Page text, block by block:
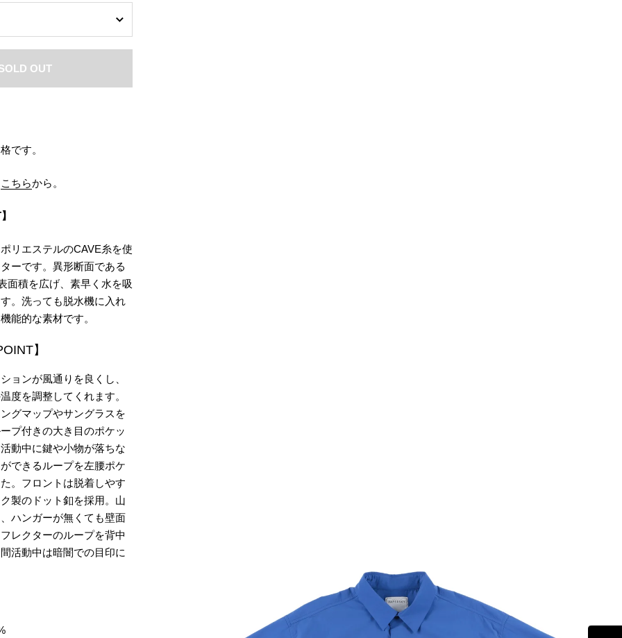
OUT
です。
こちらから。
リエステルのCAVE糸を使
ーです。異形断面である
面積を広げ、素早く水を吸
。洗っても脱水機に入れ
能的な素材です。
】
ョンが風通りを良くし、
度を調整してくれます。
グマップやサングラスを
プ付きの大き目のポケッ
動中に鍵や小物が落ちな
できるループを左腰ポケ
。フロントは脱着しやす
製のドット釦を採用。山
ハンガーが無くても壁面
レクターのループを背中
活動中は暗闇での目印に